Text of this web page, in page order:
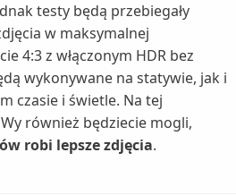
testy będą przebiegały
w maksymalnej
4:3 z włączonym HDR bez
wykonywane na statywie, jak i
czasie i świetle. Na tej
również będziecie mogli,
robi lepsze zdjęcia.